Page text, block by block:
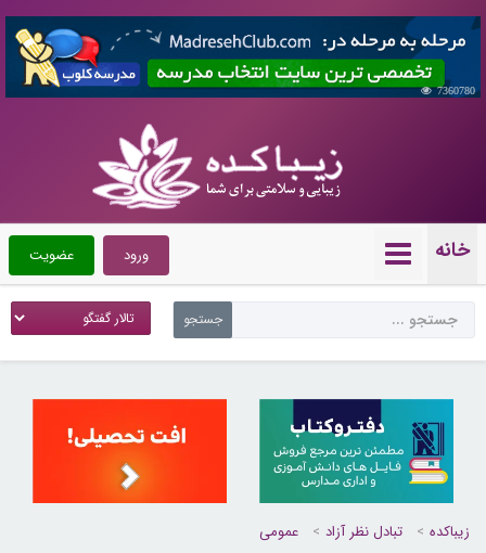
7360780
خانه عضویت ورود
زیباکده تبادل نظر آزاد عمومی